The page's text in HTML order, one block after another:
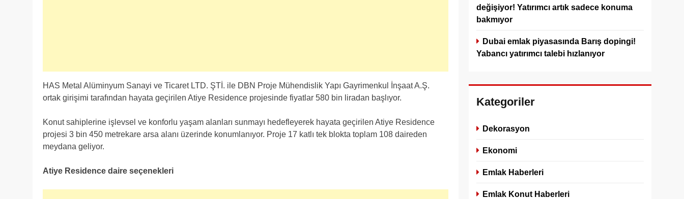
HAS Metal Alüminyum Sanayi ve Ticaret LTD. ŞTİ. ile DBN Proje Mühendislik Yapı Gayrimenkul İnşaat A.Ş.
ortak girişimi tarafından hayata geçirilen Atiye Residence projesinde fiyatlar 580 bin liradan başlıyor.
Konut sahiplerine işlevsel ve konforlu yaşam alanları sunmayı hedefleyerek hayata geçirilen Atiye Residence
projesi 3 bin 450 metrekare arsa alanı üzerinde konumlanıyor. Proje 17 katlı tek blokta toplam 108 daireden
meydana geliyor.
Atiye Residence daire seçenekleri
değişiyor! Yatırımcı artık sadece konuma
bakmıyor
Dubai emlak piyasasında Barış dopingi!
Yabancı yatırımcı talebi hızlanıyor
Kategoriler
Dekorasyon
Ekonomi
Emlak Haberleri
Emlak Konut Haberleri